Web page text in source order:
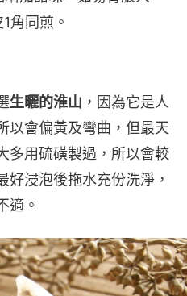
角同煎。
生曬的淮山 ，因為它是人
以會偏黃及彎曲，但最天
多用硫磺製過，所以會較
好浸泡後拖水充份洗淨，
適。